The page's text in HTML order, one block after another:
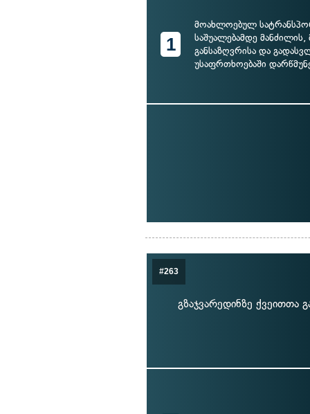
1
მოახლოებულ
საშუალებამდე მანძილის,
განსაზღვრისა და
უსაფრთხოებაში
#263
გზაჯვარედინზე ქვეითთა